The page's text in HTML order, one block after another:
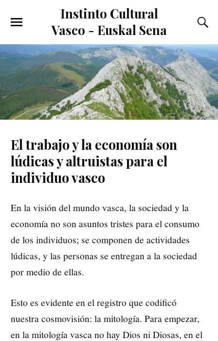
Instinto Cultural
Vasco - Euskal Sena
El trabajo y la economía son
lúdicas y altruistas para el
individuo vasco
En la visión del mundo vasca, la sociedad y la
economía no son asuntos tristes para el consumo
de los individuos; se componen de actividades
lúdicas, y las personas se entregan a la sociedad
por medio de ellas.
Esto es evidente en el registro que codificó
nuestra cosmovisión: la mitología. Para empezar,
en la mitología vasca no hay Dios ni Diosas, en el